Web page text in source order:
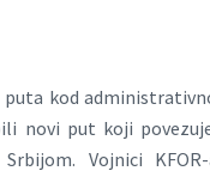
kod
novi put koji
Vojnici